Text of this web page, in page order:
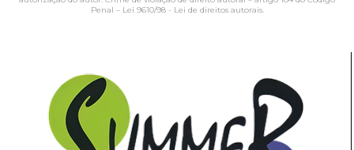
Penal – Lei 9610/98 - Lei de direitos autorais.